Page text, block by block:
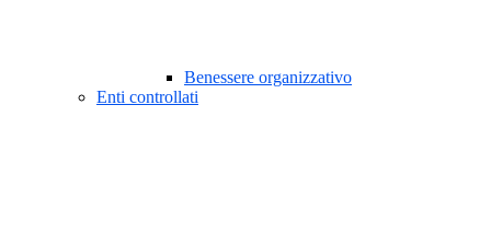
Benessere organizzativo
Enti controllati